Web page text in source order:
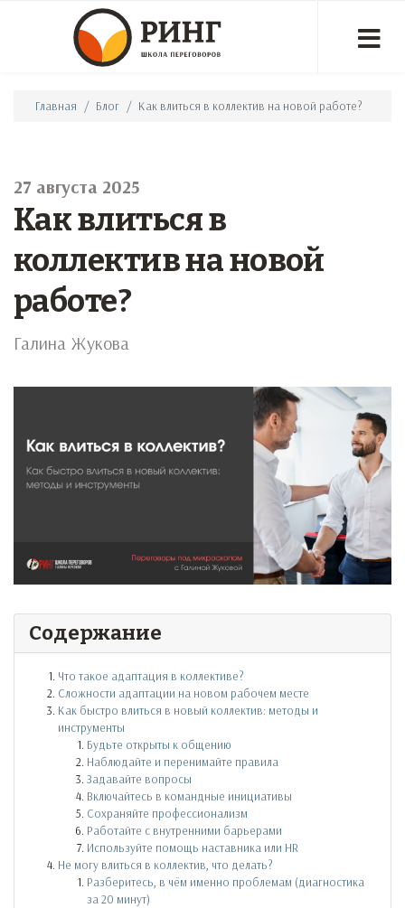
Главная Блог Как влиться в коллектив на новой работе?
Как влиться в
коллектив на новой
работе?
Галина Жукова
27 августа 2025
Содержание
Что такое адаптация в коллективе?
Сложности адаптации на новом рабочем месте
Как быстро влиться в новый коллектив: методы и
инструменты
Будьте открыты к общению
Наблюдайте и перенимайте правила
Задавайте вопросы
Включайтесь в командные инициативы
Сохраняйте профессионализм
Работайте с внутренними барьерами
Используйте помощь наставника или HR
Не могу влиться в коллектив, что делать?
Разберитесь, в чём именно проблемам (диагностика
за 20 минут)